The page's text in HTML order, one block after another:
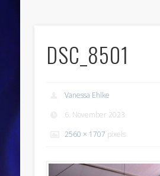
DSC_8501
Vanessa Ehlke
6. November 2023
2560 × 1707 pixels